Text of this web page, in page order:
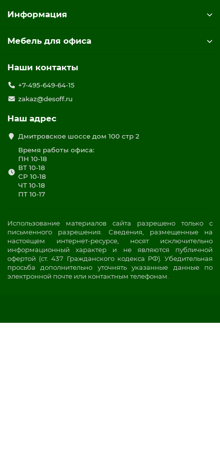
Информация
Мебель для офиса
Наши контакты
+7-495-649-64-15
zakaz@desoff.ru
Наш адрес
Дмитровское шоссе дом 100 стр 2
Время работы офиса:
ПН 10-18
ВТ 10-18
СР 10-18
ЧТ 10-18
ПТ 10-17
Использование материалов сайта разрешено только с
письменного разрешения. Сведения, размещенные на
настоящем интернет-ресурсе, носят исключительно
информационный характер и не являются публичной
офертой (ст. 437 Гражданского кодекса РФ). Убедительная
просьба дополнительно уточнять указанные данные по
электронной почте или контактным телефонам.